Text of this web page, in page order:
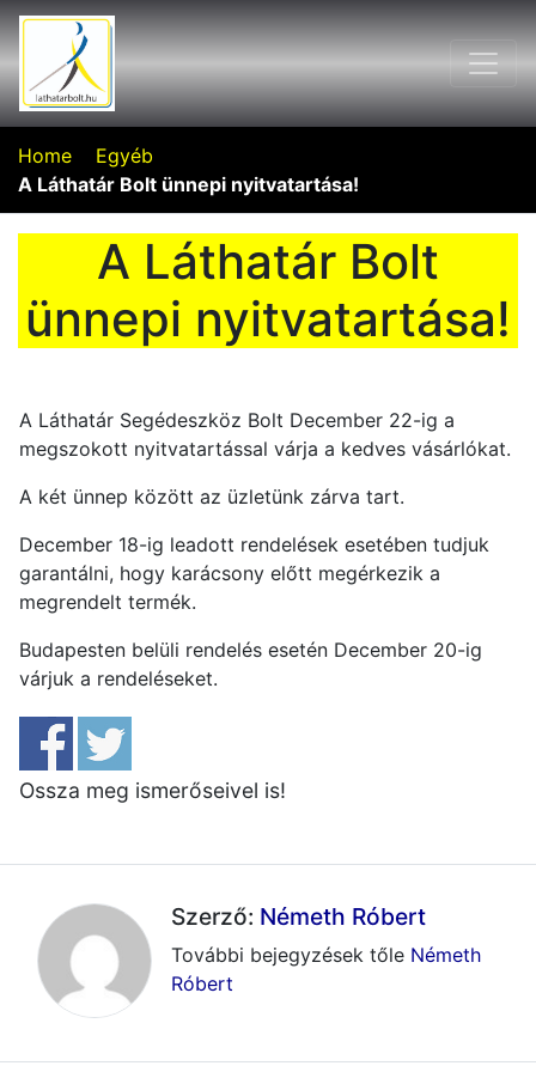
Home
Egyéb
A Láthatár Bolt ünnepi nyitvatartása!
A Láthatár Bolt
ünnepi nyitvatartása!
A Láthatár Segédeszköz Bolt December 22-ig a
megszokott nyitvatartással várja a kedves vásárlókat.
A két ünnep között az üzletünk zárva tart.
December 18-ig leadott rendelések esetében tudjuk
garantálni, hogy karácsony előtt megérkezik a
megrendelt termék.
Budapesten belüli rendelés esetén December 20-ig
várjuk a rendeléseket.
Ossza meg ismerőseivel is!
Szerző: Németh Róbert
További bejegyzések tőle Németh
Róbert